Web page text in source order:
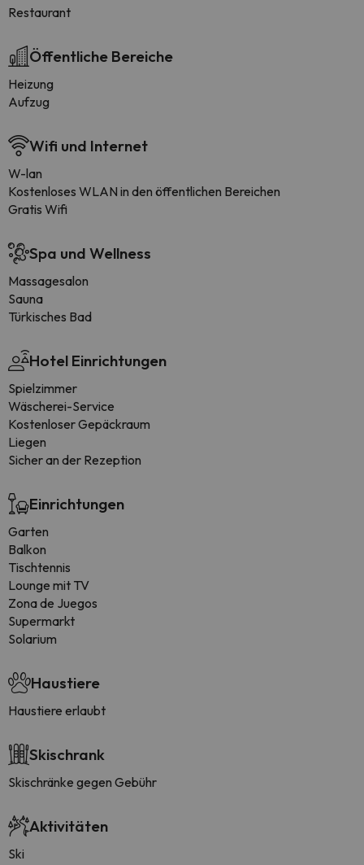
Restaurant
Öffentliche Bereiche
Heizung
Aufzug
Wifi und Internet
W-lan
Kostenloses WLAN in den öffentlichen Bereichen
Gratis Wifi
Spa und Wellness
Massagesalon
Sauna
Türkisches Bad
Hotel Einrichtungen
Spielzimmer
Wäscherei-Service
Kostenloser Gepäckraum
Liegen
Sicher an der Rezeption
Einrichtungen
Garten
Balkon
Tischtennis
Lounge mit TV
Zona de Juegos
Supermarkt
Solarium
Haustiere
Haustiere erlaubt
Skischrank
Skischränke gegen Gebühr
Aktivitäten
Ski